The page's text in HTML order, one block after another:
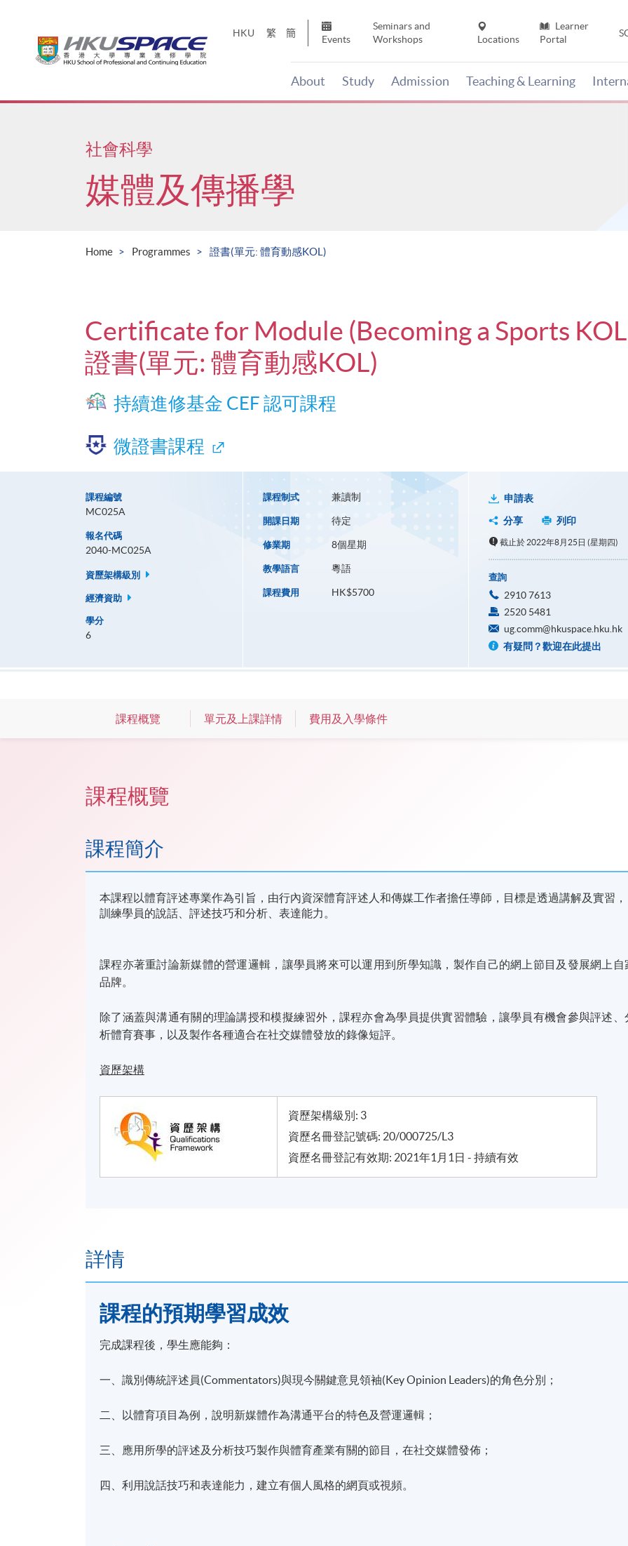
HKU 繁 簡
Events
Seminars and
Workshops
Locations
Learner
Portal
About Study Admission Teaching & Learning
Main
社會科學
媒體及傳播學
Home Programmes 證書(單元: 體育動感KOL)
Certificate for Module (Becoming a Sports
證書(單元: 體育動感KOL)
持續進修基金 CEF 認可課程
微證書課程
課程編號
MC025A
報名代碼
2040-MC025A
資歷架構級別
經濟資助
學分
6
課程制式 兼讀制
開課日期 待定
修業期 8個星期
教學語言 粵語
課程費用 HK$5700
申請表
分享
列印
截止於 2022年8月25日 (星期四)
查詢
2910 7613
2520 5481
ug.comm@hkuspace.hku.hk
有疑問？歡迎在此提出
課程概覽 單元及上課詳情 費用及入學條件
課程概覽
課程簡介
本課程以體育評述專業作為引旨，由行內資深體育評述人和傳媒工作者擔任導師，目標是透過講解及實習，
訓練學員的說話、評述技巧和分析、表達能力。
課程亦著重討論新媒體的營運邏輯，讓學員將來可以運用到所學知識，製作自己的網上節目及發展網上自
品牌。
除了涵蓋與溝通有關的理論講授和模擬練習外，課程亦會為學員提供實習體驗，讓學員有機會參與評述、
析體育賽事，以及製作各種適合在社交媒體發放的錄像短評。
資歷架構
資歷架構級別: 3
資歷名冊登記號碼: 20/000725/L3
資歷名冊登記有效期: 2021年1月1日 - 持續有效
詳情
課程的預期學習成效
完成課程後，學生應能夠：
一、識別傳統評述員(Commentators)與現今關鍵意見領袖(Key Opinion Leaders)的角色分別；
二、以體育項目為例，說明新媒體作為溝通平台的特色及營運邏輯；
三、應用所學的評述及分析技巧製作與體育產業有關的節目，在社交媒體發佈；
四、利用說話技巧和表達能力，建立有個人風格的網頁或視頻。